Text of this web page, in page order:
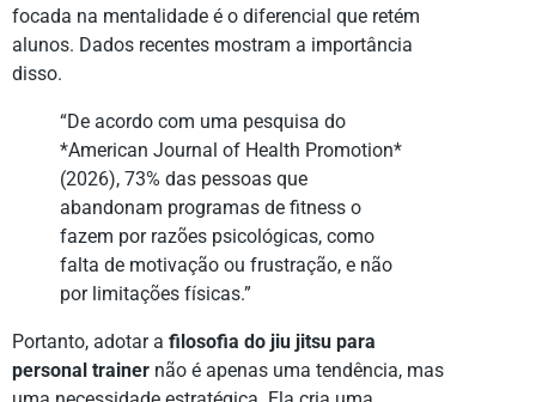
focada na mentalidade é o diferencial que retém
alunos. Dados recentes mostram a importância
disso.
“De acordo com uma pesquisa do
*American Journal of Health Promotion*
(2026), 73% das pessoas que
abandonam programas de fitness o
fazem por razões psicológicas, como
falta de motivação ou frustração, e não
por limitações físicas.”
Portanto, adotar a filosofia do jiu jitsu para
personal trainer não é apenas uma tendência, mas